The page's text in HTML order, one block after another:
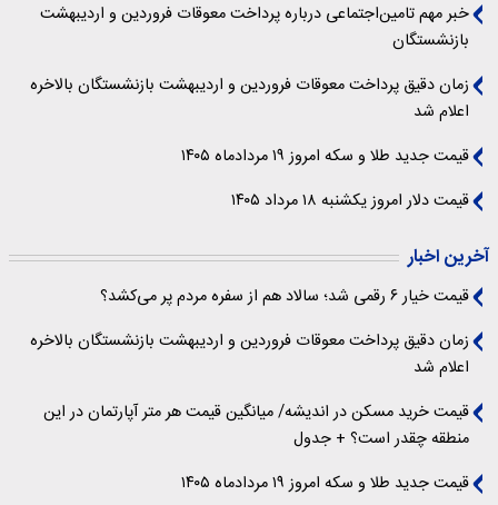
خبر مهم تامین‌اجتماعی درباره پرداخت معوقات فروردین و اردیبهشت
بازنشستگان
زمان دقیق پرداخت معوقات فروردین و اردیبهشت بازنشستگان بالاخره
اعلام شد
قیمت جدید طلا و سکه امروز ۱۹ مردادماه ۱۴۰۵
قیمت دلار امروز یکشنبه ۱۸ مرداد ۱۴۰۵
آخرین اخبار
قیمت خیار ۶ رقمی شد؛ سالاد هم از سفره مردم پر می‌کشد؟
زمان دقیق پرداخت معوقات فروردین و اردیبهشت بازنشستگان بالاخره
اعلام شد
قیمت خرید مسکن در اندیشه/ میانگین قیمت هر متر آپارتمان در این
منطقه چقدر است؟ + جدول
قیمت جدید طلا و سکه امروز ۱۹ مردادماه ۱۴۰۵